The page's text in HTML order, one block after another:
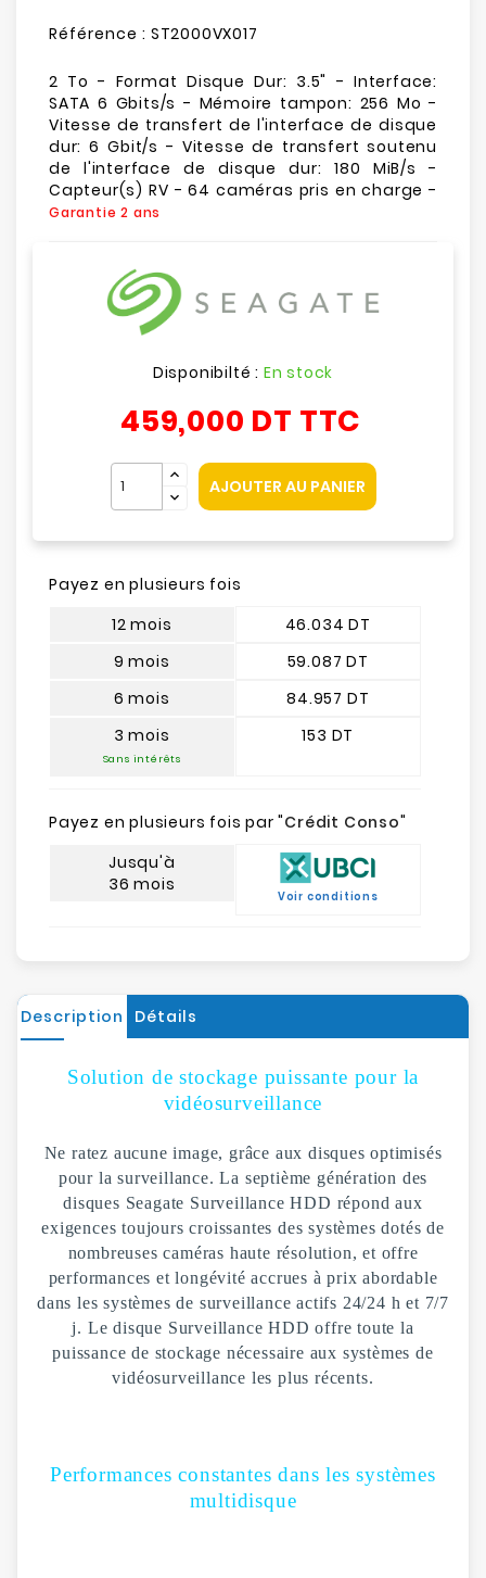
Référence : ST2000VX017
2 To - Format Disque Dur: 3.5" - Interface:
SATA 6 Gbits/s - Mémoire tampon: 256 Mo -
Vitesse de transfert de l'interface de disque
dur: 6 Gbit/s - Vitesse de transfert soutenu
de l'interface de disque dur: 180 MiB/s -
Capteur(s) RV - 64 caméras pris en charge -
Garantie 2 ans
Disponibilté : En stock
459,000 DT TTC
AJOUTER AU PANIER
Payez en plusieurs fois
12 mois
9 mois
6 mois
3 mois
Sans intérêts
46.034 DT
59.087 DT
84.957 DT
153 DT
Payez en plusieurs fois par "Crédit Conso"
Jusqu'à
36 mois
Voir conditions
Description Détails
Solution de stockage puissante pour la
vidéosurveillance
Ne ratez aucune image, grâce aux disques optimisés
pour la surveillance. La septième génération des
disques Seagate Surveillance HDD répond aux
exigences toujours croissantes des systèmes dotés de
nombreuses caméras haute résolution, et offre
performances et longévité accrues à prix abordable
dans les systèmes de surveillance actifs 24/24 h et 7/7
j. Le disque Surveillance HDD offre toute la
puissance de stockage nécessaire aux systèmes de
vidéosurveillance les plus récents.
Performances constantes dans les systèmes
multidisque